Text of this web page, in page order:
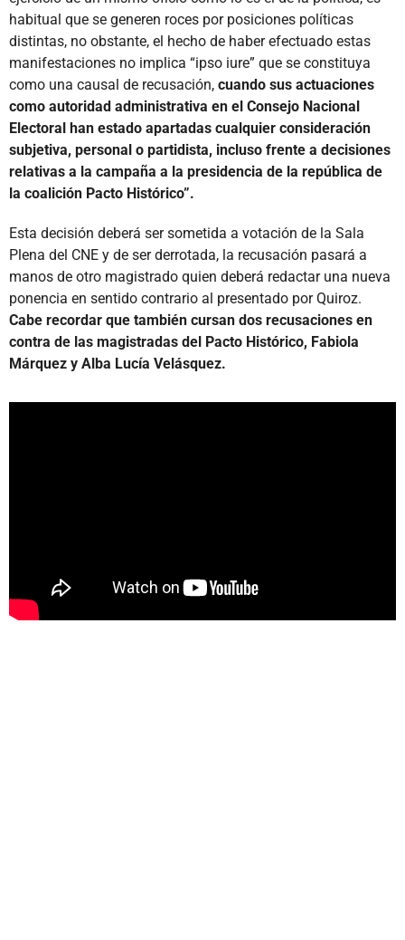
habitual que se generen roces por posiciones políticas
distintas, no obstante, el hecho de haber efectuado estas
manifestaciones no implica “ipso iure” que se constituya
como una causal de recusación, cuando sus actuaciones
como autoridad administrativa en el Consejo Nacional
Electoral han estado apartadas cualquier consideración
subjetiva, personal o partidista, incluso frente a decisiones
relativas a la campaña a la presidencia de la república de
la coalición Pacto Histórico”.
Esta decisión deberá ser sometida a votación de la Sala
Plena del CNE y de ser derrotada, la recusación pasará a
manos de otro magistrado quien deberá redactar una nueva
ponencia en sentido contrario al presentado por Quiroz.
Cabe recordar que también cursan dos recusaciones en
contra de las magistradas del Pacto Histórico, Fabiola
Márquez y Alba Lucía Velásquez.